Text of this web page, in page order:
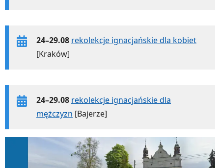
24–29.08 rekolekcje ignacjańskie dla kobiet
[Kraków]
24–29.08 rekolekcje ignacjańskie dla
mężczyzn [Bajerze]